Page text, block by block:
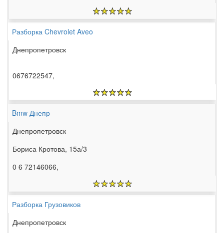
Разборка Chevrolet Aveo
Днепропетровск
0676722547,
Bmw Днепр
Днепропетровск
Бориса Кротова, 15а/3
0 6 72146066,
Разборка Грузовиков
Днепропетровск